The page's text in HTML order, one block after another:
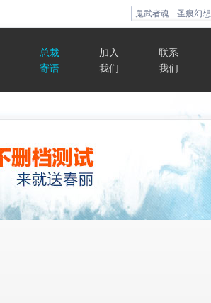
鬼武者魂 圣痕幻想
总裁
寄语
加入
我们
联系
我们